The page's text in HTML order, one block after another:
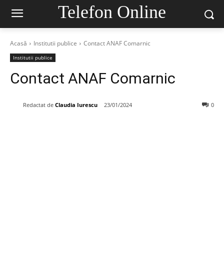
Telefon Online
Acasă Institutii publice Contact ANAF Comarnic
Institutii publice
Contact ANAF Comarnic
Redactat de Claudia Iurescu 23/01/2024 0